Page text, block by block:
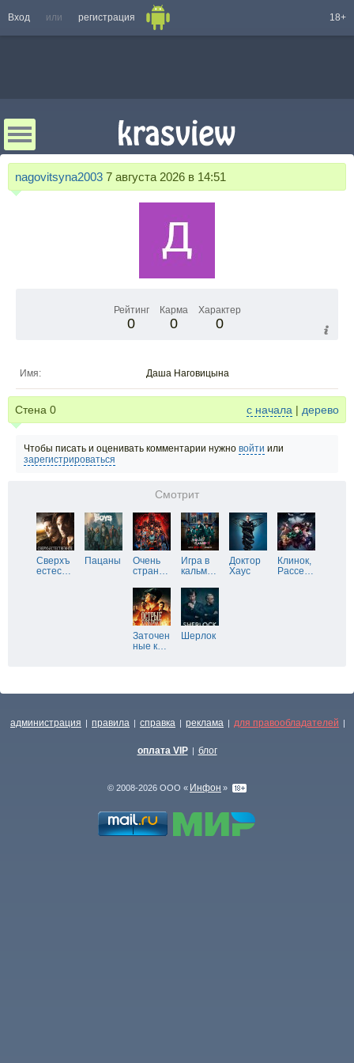
Вход или регистрация 18+
nagovitsyna2003 7 августа 2026 в 14:51
Рейтинг
0
Карма
0
Характер
0
Имя: Даша Наговицына
Стена 0 с начала | дерево
Чтобы писать и оценивать комментарии нужно войти или
зарегистрироваться
Смотрит
Сверхъ
естес…
Пацаны
Очень
стран…
Игра в
кальм…
Доктор
Хаус
Клинок,
Рассе…
Заточен
ные к…
Шерлок
администрация | правила | справка | реклама | для правообладателей |
оплата VIP | блог
© 2008-2026 ООО « Инфон »